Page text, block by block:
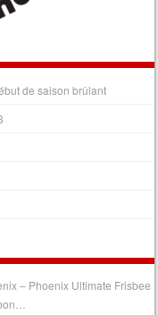
de saison brûlant
– Phoenix Ultimate Frisbee